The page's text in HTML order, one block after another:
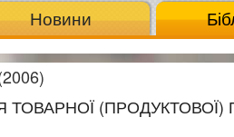
Новини
ТОВАРНОЇ (ПРОДУКТОВОЇ)